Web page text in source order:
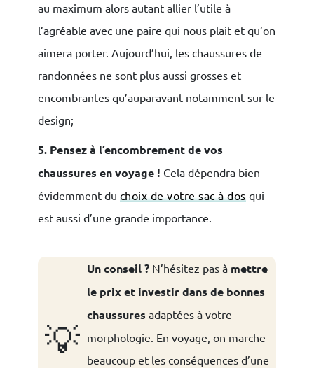
au maximum alors autant allier l’utile à
l’agréable avec une paire qui nous plait et qu’on
aimera porter. Aujourd’hui, les chaussures de
randonnées ne sont plus aussi grosses et
encombrantes qu’auparavant notamment sur le
design;
5. Pensez à l’encombrement de vos
chaussures en voyage ! Cela dépendra bien
évidemment du choix de votre sac à dos qui
est aussi d’une grande importance.
💡
Un conseil ? N’hésitez pas à mettre
le prix et investir dans de bonnes
chaussures adaptées à votre
morphologie. En voyage, on marche
beaucoup et les conséquences d’une